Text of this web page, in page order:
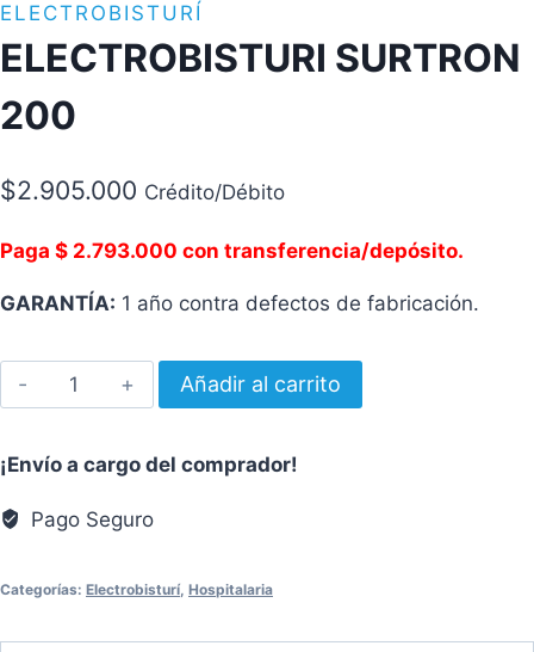
ELECTROBISTURÍ
ELECTROBISTURI SURTRON
200
$2.905.000 Crédito/Débito
Paga $ 2.793.000 con transferencia/depósito.
GARANTÍA: 1 año contra defectos de fabricación.
ELECTROBISTURI
SURTRON
cantidad
Añadir al carrito
¡Envío a cargo del comprador!
Pago Seguro
Categorías: Electrobisturí, Hospitalaria